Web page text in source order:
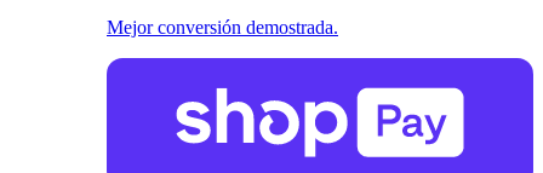
Mejor conversión demostrada.